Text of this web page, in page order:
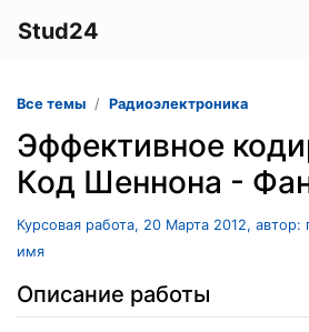
Stud24
Все темы Радиоэлектроника
Эффективное
Код Шеннона -
Курсовая работа, 20 Марта 2012, автор:
имя
Описание работы